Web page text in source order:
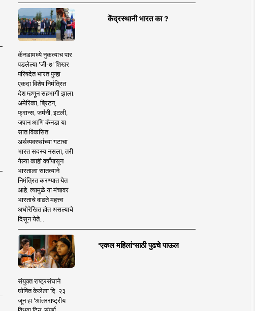
केंद्रस्थानी भारत का ?
कॅनडामध्ये नुकत्याच पार
पडलेल्या 'जी-७' शिखर
परिषदेत भारत पुन्हा
एकदा विशेष निमंत्रित
देश म्हणून सहभागी झाला.
अमेरिका, ब्रिटन,
फ्रान्स, जर्मनी, इटली,
जपान आणि कॅनडा या
सात विकसित
अर्थव्यवस्थांच्या गटाचा
भारत सदस्य नसला, तरी
गेल्या काही वर्षांपासून
भारताला सातत्याने
निमंत्रित करण्यात येत
आहे. त्यामुळे या मंचावर
भारताचे वाढते महत्त्व
अधोरेखित होत असल्याचे
दिसून येते...
'एकल महिलां'साठी पुढचे पाऊल
संयुक्त राष्ट्रसंघाने
घोषित केलेला दि. २३
जून हा 'आंतरराष्ट्रीय